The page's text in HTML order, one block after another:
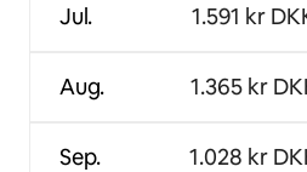
Jul.
Aug.
Sep.
1.591 kr
1.365 kr
1.028 kr